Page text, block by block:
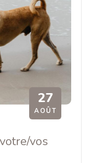
27
AOÛT
vos